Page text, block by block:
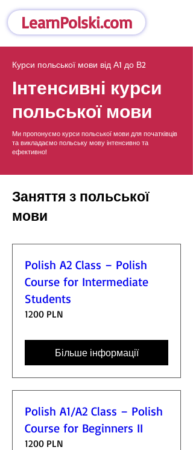
LearnPolski.com
Курси польської мови від А1 до В2
Інтенсивні курси
польської мови
Ми пропонуємо курси польської мови для початківців
та викладаємо польську мову інтенсивно та
ефективно!
Заняття з польської
мови
Polish A2 Class – Polish
Course for Intermediate
Students
1200 PLN
Більше інформації
Polish A1/A2 Class – Polish
Course for Beginners II
1200 PLN